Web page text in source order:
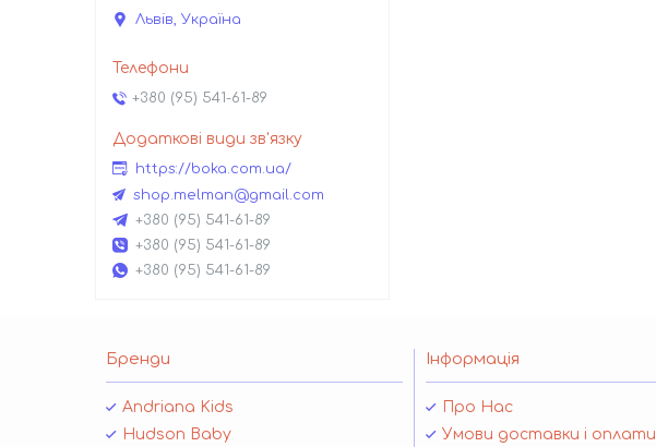
Львів, Україна
+380 (95) 541-61-89
https://boka.com.ua/
shop.melman@gmail.com
+380 (95) 541-61-89
+380 (95) 541-61-89
+380 (95) 541-61-89
Бренди
Andriana Kids
Hudson Baby
Інформація
Про Нас
Умови доставки і оплати